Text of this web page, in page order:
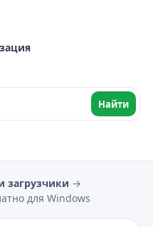
Найти
загрузчики →
для Windows